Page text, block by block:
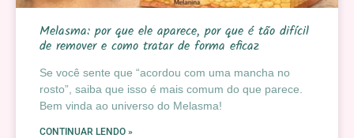
Melasma: por que ele aparece, por que é tão difícil
de remover e como tratar de forma eficaz
Se você sente que “acordou com uma mancha no
rosto”, saiba que isso é mais comum do que parece.
Bem vinda ao universo do Melasma!
CONTINUAR LENDO »